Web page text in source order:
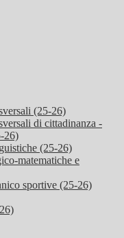
(25-26)
di cittadinanza -
26)
(25-26)
matematiche e
sportive (25-26)